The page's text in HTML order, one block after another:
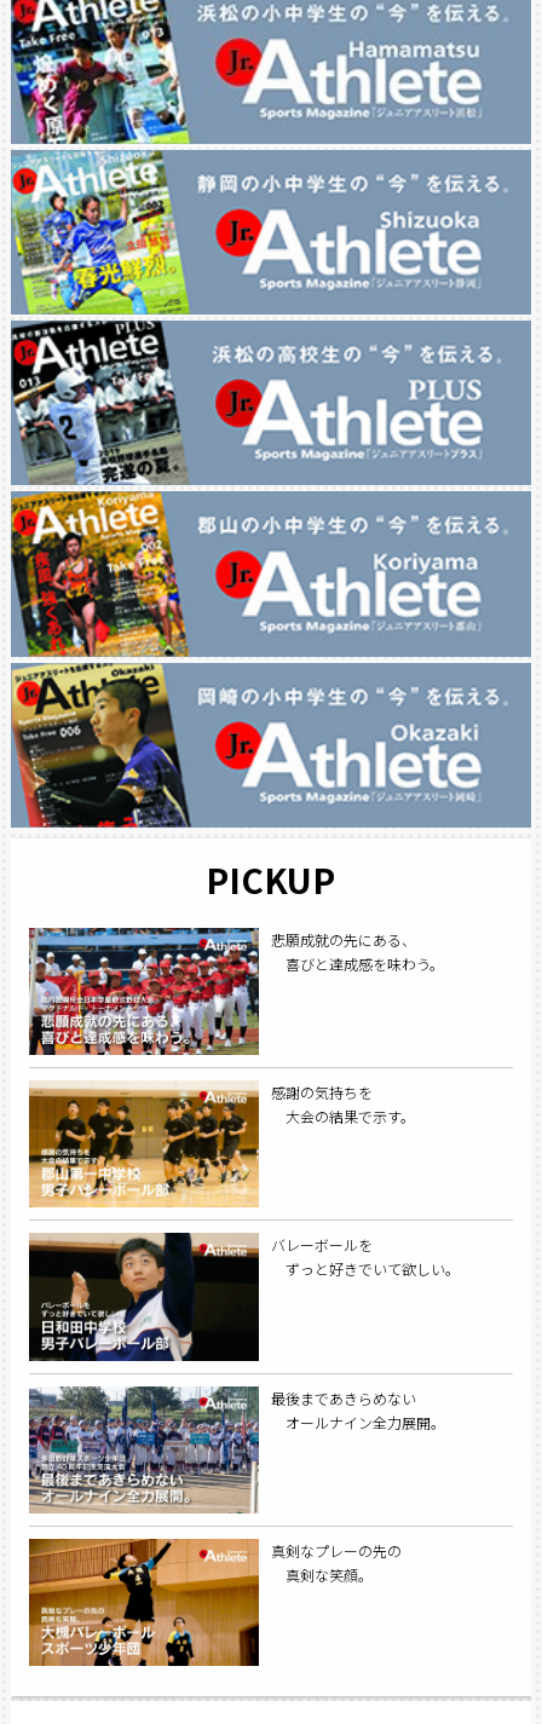
PICKUP
悲願成就の先にある、
喜びと達成感を味わう。
感謝の気持ちを
大会の結果で示す。
バレーボールを
ずっと好きでいて欲しい。
最後まであきらめない
オールナイン全力展開。
真剣なプレーの先の
真剣な笑顔。